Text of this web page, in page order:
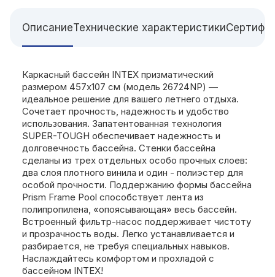
ОписаниеТехнические характеристики
Каркасный бассейн INTEX призматический
размером 457x107 см (модель 26724NP) —
идеальное решение для вашего летнего отдыха.
Сочетает прочность, надежность и удобство
использования. Запатентованная технология
SUPER-TOUGH обеспечивает надежность и
долговечность бассейна. Стенки бассейна
сделаны из трех отдельных особо прочных слоев:
два слоя плотного винила и один - полиэстер для
особой прочности. Поддержанию формы бассейна
Prism Frame Pool способствует лента из
полипропилена, «опоясывающая» весь бассейн.
Встроенный фильтр-насос поддерживает чистоту
и прозрачность воды. Легко устанавливается и
разбирается, не требуя специальных навыков.
Наслаждайтесь комфортом и прохладой с
бассейном INTEX!